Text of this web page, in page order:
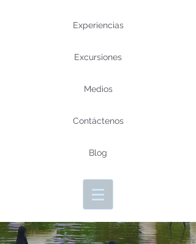
Experiencias
Excursiones
Medios
Contáctenos
Blog